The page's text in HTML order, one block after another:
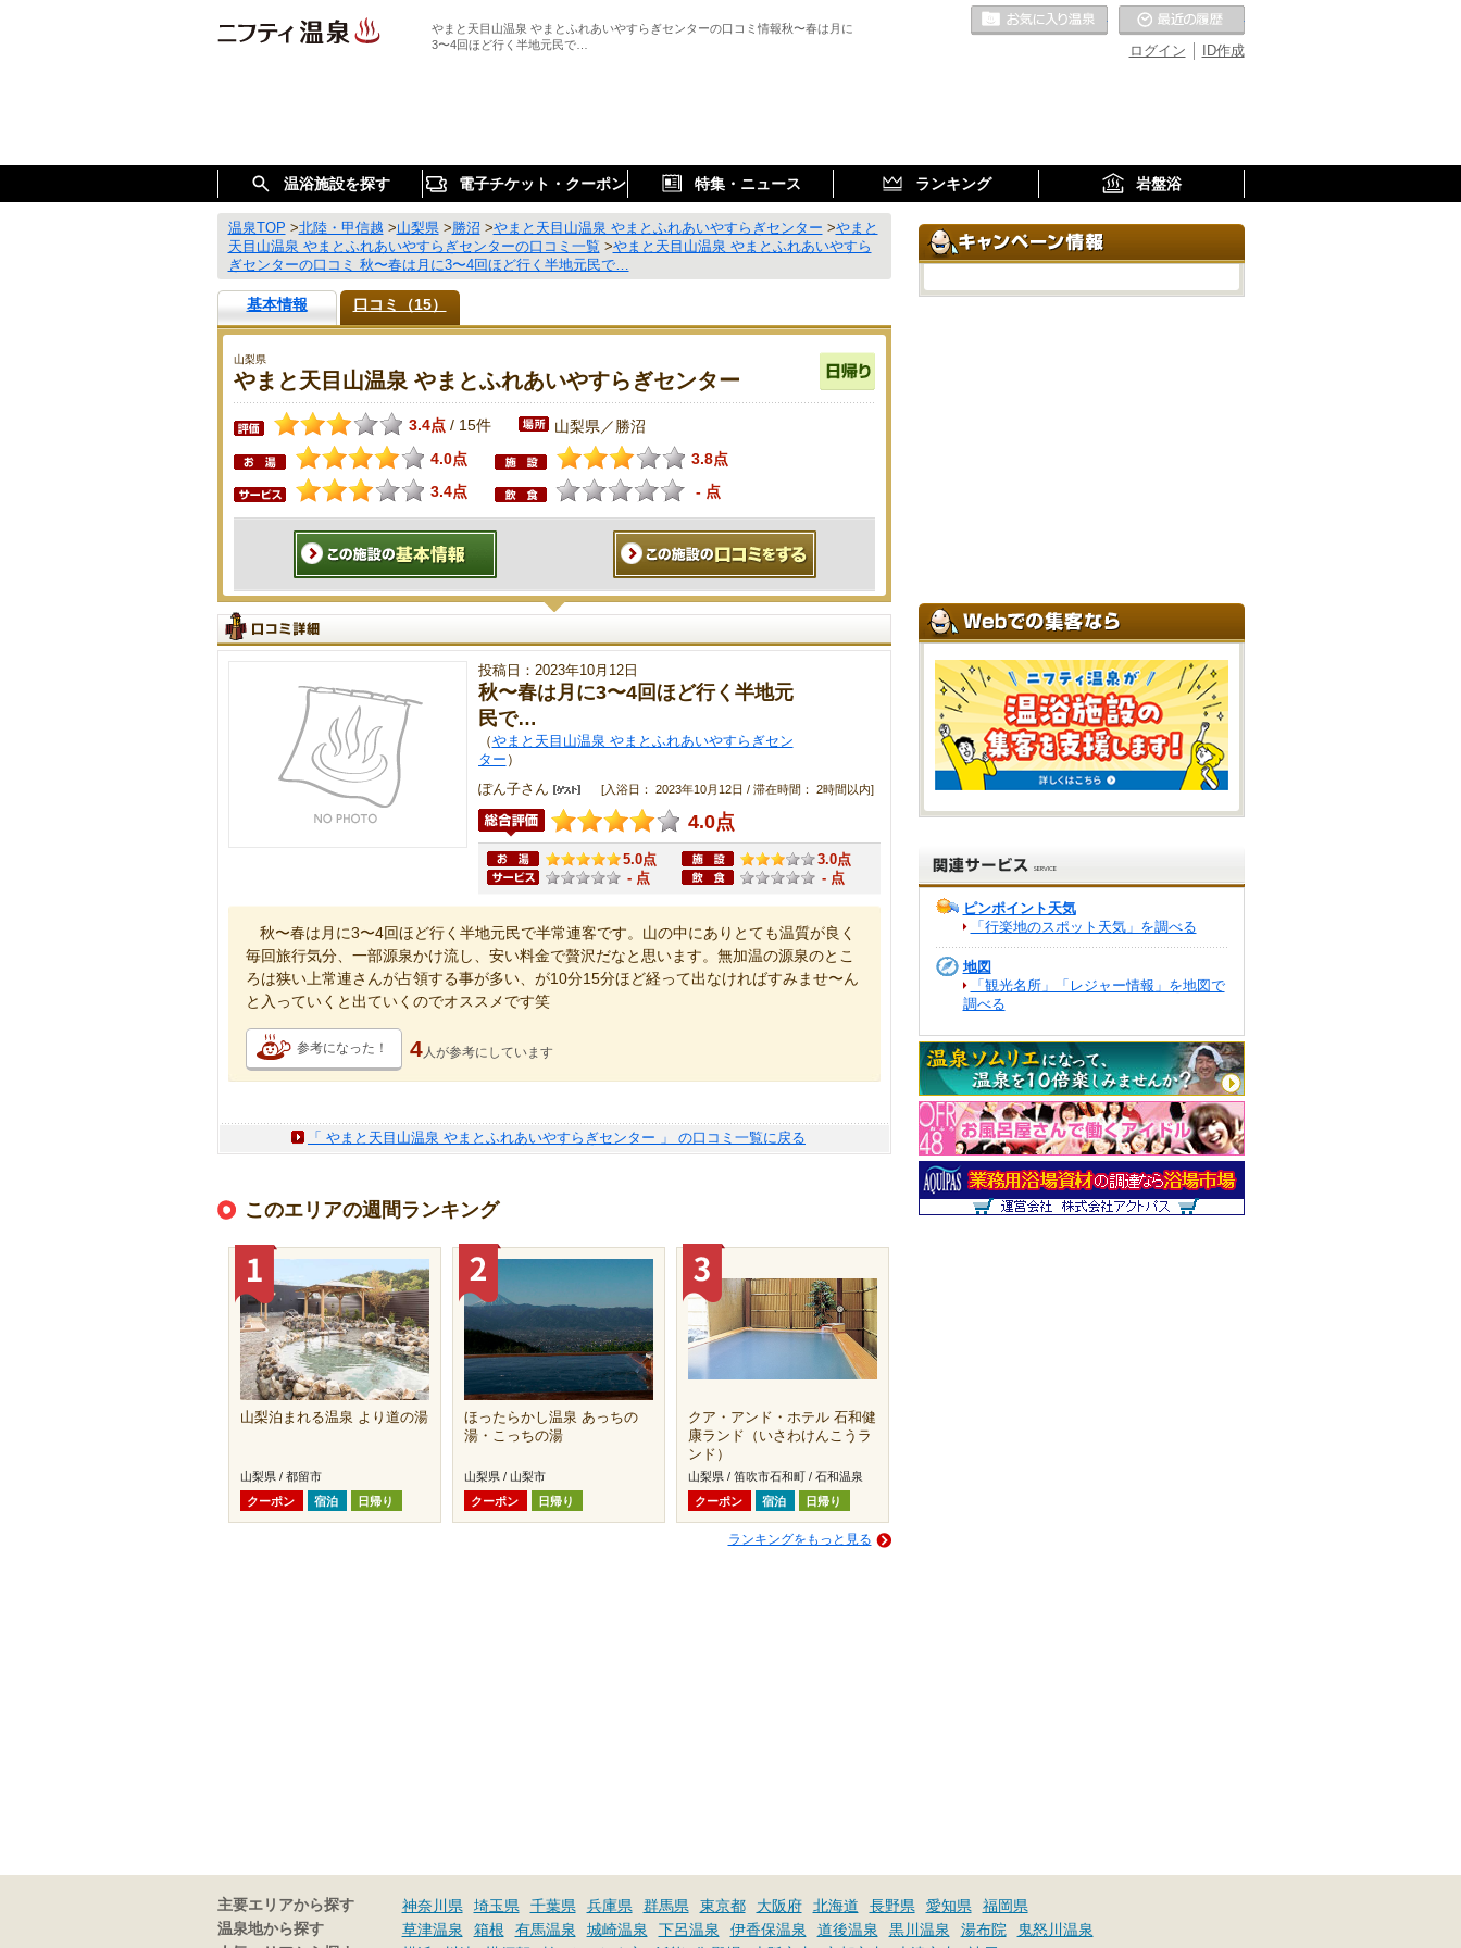
やまと天目山温泉 やまとふれあいやすらぎセンターの口コミ情報秋〜春は月に
3〜4回ほど行く半地元民で…
ID作成
ログイン
お気に入りの温泉
温浴施設を探す 電子チケット・クーポン 特集・ニュース ランキング 岩盤浴
温泉TOP >北陸・甲信越 >山梨県>勝沼 >やまと天目山温泉 やまとふれあいやすらぎセンター >やまと
天目山温泉 やまとふれあいやすらぎセンターの口コミ一覧 >やまと天目山温泉 やまとふれあいやすら
ぎセンターの口コミ 秋〜春は月に3〜4回ほど行く半地元民で…
基本情報 口コミ（15）
山梨県
やまと天目山温泉 やまとふれあいやすらぎセンター
3.4点 / 15件 山梨県／勝沼
4.0点
3.8点
3.4点
- 点
投稿日：2023年10月12日
秋〜春は月に3〜4回ほど行く半地元
民で…
（やまと天目山温泉 やまとふれあいやすらぎセン
ター ）
ぽん子さん
[入浴日： 2023年10月12日 / 滞在時間： 2時間以内]
4.0点
5.0点
3.0点
- 点
- 点
秋〜春は月に3〜4回ほど行く半地元民で半常連客です。山の中にありとても温質が良く
毎回旅行気分、一部源泉かけ流し、安い料金で贅沢だなと思います。無加温の源泉のとこ
ろは狭い上常連さんが占領する事が多い、が10分15分ほど経って出なければすみませ〜ん
と入っていくと出ていくのでオススメです笑
参考になった！ 4人が参考にしています
「 やまと天目山温泉 やまとふれあいやすらぎセンター 」 の口コミ一覧に戻る
このエリアの週間ランキング
山梨泊まれる温泉 より道の湯
山梨県 / 都留市
クーポン
宿泊 日帰り
ほったらかし温泉 あっちの
湯・こっちの湯
山梨県 / 山梨市
クーポン
日帰り
クア・アンド・ホテル 石和健
康ランド（いさわけんこうラ
ンド）
山梨県 / 笛吹市石和町 / 石和温泉
クーポン
宿泊 日帰り
ランキングをもっと見る
ピンポイント天気
「行楽地のスポット天気」を調べる
地図
「観光名所」「レジャー情報」を地図で
調べる
主要エリアから探す 神奈川県 埼玉県 千葉県 兵庫県 群馬県 東京都 大阪府 北海道 長野県 愛知県 福岡県
温泉地から探す 草津温泉 箱根 有馬温泉 城崎温泉 下呂温泉 伊香保温泉 道後温泉 黒川温泉 湯布院 鬼怒川温泉